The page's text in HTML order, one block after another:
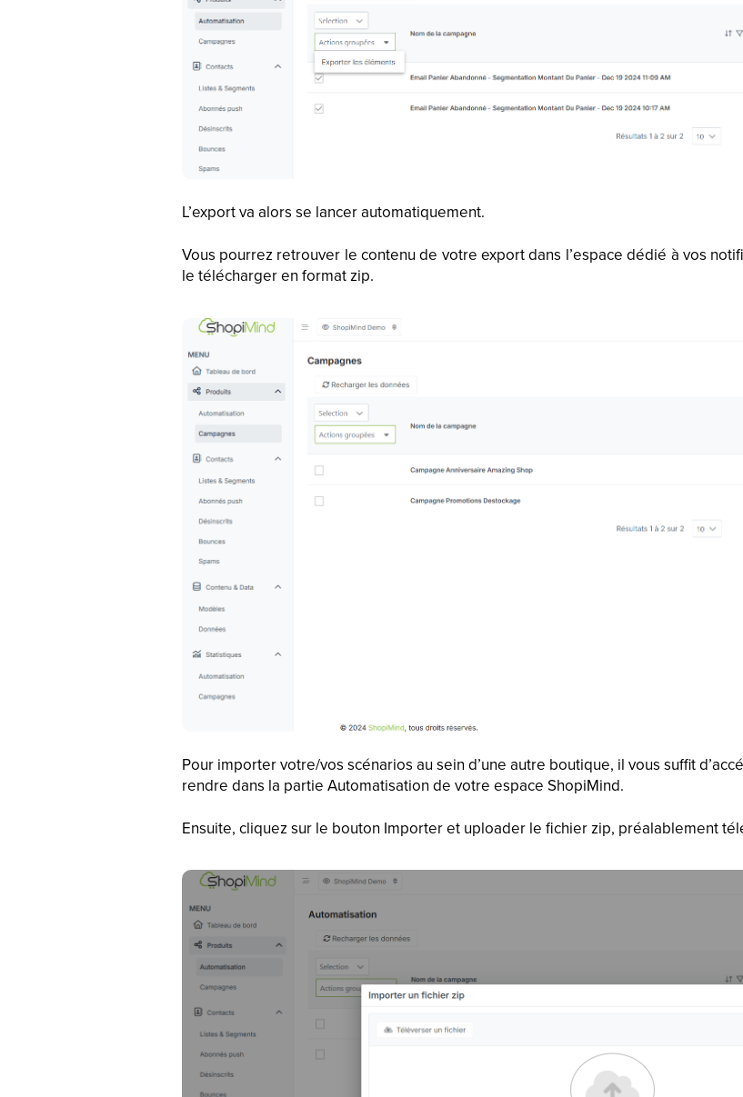
L’export va alors se lancer automatiquement.
Vous pourrez retrouver le contenu de votre export dans l’espace dédié à vos
le télécharger en format zip.
Pour importer votre/vos scénarios au sein d’une autre boutique, il vous suffit
rendre dans la partie Automatisation de votre espace ShopiMind.
Ensuite, cliquez sur le bouton Importer et uploader le fichier zip, préalablement